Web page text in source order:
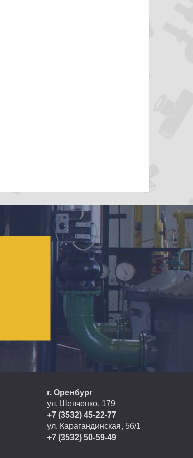
г. Оренбург
ул. Шевченко, 179
+7 (3532) 45-22-77
ул. Карагандинская, 56/1
+7 (3532) 50-59-49